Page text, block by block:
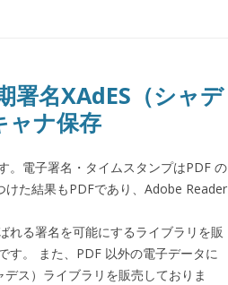
署名XAdES（シャデ
ャナ保存
。電子署名・タイムスタンプはPDF の
た結果もPDFであり、Adobe Reader
れる署名を可能にするライブラリを販
す。 また、PDF 以外の電子データに
ス）ライブラリを販売しておりま